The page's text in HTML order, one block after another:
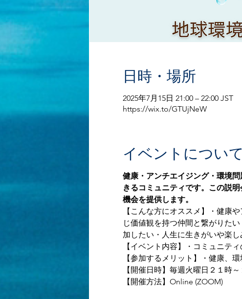
日時・場所
2025年7月15日 21:00 – 22:00 JST
https://wix.to/GTUjNeW
イベントについて
健康・アンチエイジング・環境
きるコミュニティです。この説
機会を提供します。
【こんな方にオススメ】・健康
じ価値観を持つ仲間と繋がりた
加したい・人生に生きがいや楽
【イベント内容】・コミュニテ
【参加するメリット】・健康、
【開催日時】毎週火曜日２１時
【開催方法】Online (ZOOM)